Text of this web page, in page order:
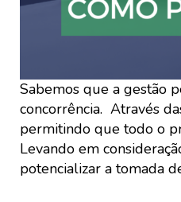
Sabemos que a gestão
concorrência. Através
permitindo que todo o
Levando em
potencializar a tomada